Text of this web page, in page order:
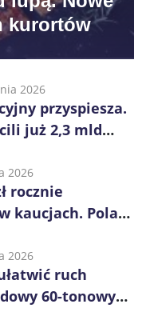
kurortów
2026
przyspiesza.
już 2,3 mld
2026
rocznie
kaucjach. Polacy
2026
ruch
60-tonowych